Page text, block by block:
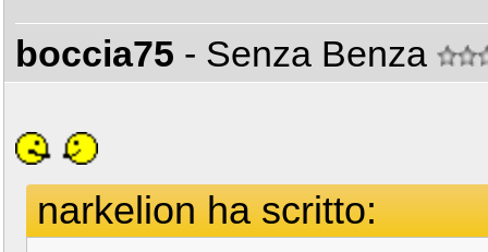
boccia75 - Senza Benza
narkelion ha scritto: